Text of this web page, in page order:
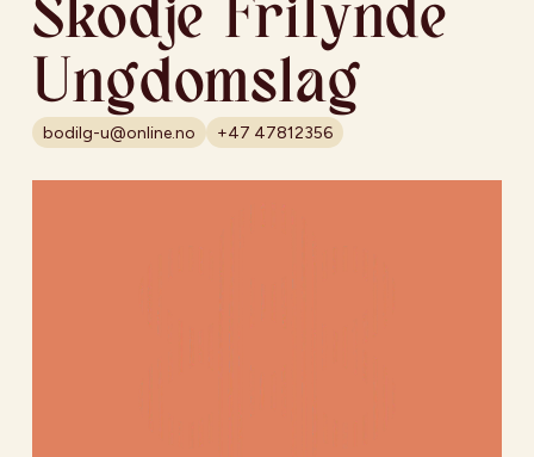
Skodje Frilynde
Ungdomslag
bodilg-u@online.no +47 47812356